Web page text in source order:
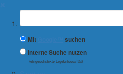
Suchbegriff
Mit
suchen
Interne Suche nutzen
(eingeschränkte Ergebnisqualität)